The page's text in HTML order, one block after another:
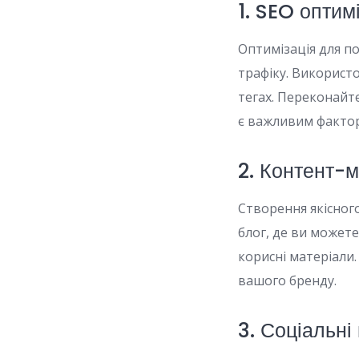
1. SEO
Оптимізація для
трафіку.
тегах.
є важливим
2. Контент-
Створення
блог, де ви можете
корисні
вашого бренду.
3.